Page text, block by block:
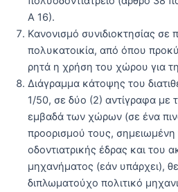
Α 16).
Κανονισμό συνιδιοκτησίας σε
πολυκατοικία, από όπου
ρητά η χρήση του χώρου για
Διάγραμμα κάτοψης του
1/50, σε δύο (2) αντίγραφα με
εμβαδά των χώρων (σε ένα
προορισμού τους,
οδοντιατρικής έδρας και του
μηχανήματος (εάν υπάρχει),
διπλωματούχο πολιτικό